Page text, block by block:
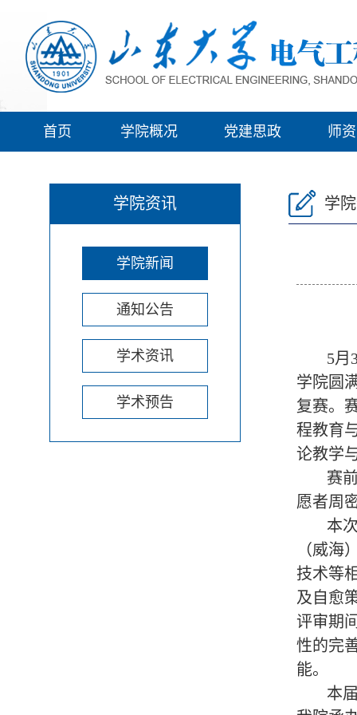
首页 学院概况 党建思政 师
学院资讯
学院新闻
通知公告
学术资讯
学术预告
学
5月
学院圆
复赛。
程教育
论教学
赛
愿者周
本
（威海
技术等
及自愈
评审期
性的完
能。
本